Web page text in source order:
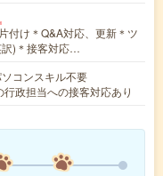
付け＊Q&A対応、更新＊ツ
訳)＊接客対応…
コンスキル不要
政担当への接客対応あり